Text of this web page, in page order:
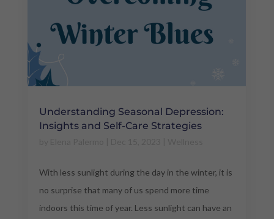
Understanding Seasonal Depression:
Insights and Self-Care Strategies
With less sunlight during the day in the winter, it is
no surprise that many of us spend more time
indoors this time of year. Less sunlight can have an